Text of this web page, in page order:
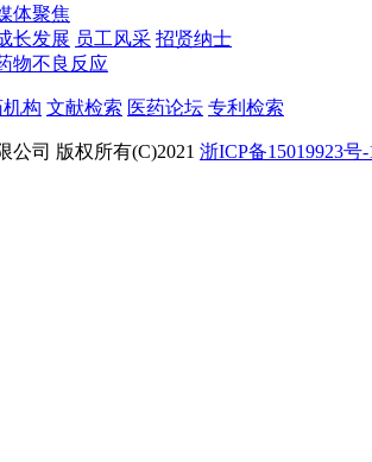
体聚焦
长发展 员工风采 招贤纳士
物不良反应
机构 文献检索 医药论坛 专利检索
公司 版权所有(C)2021 浙ICP备15019923号-